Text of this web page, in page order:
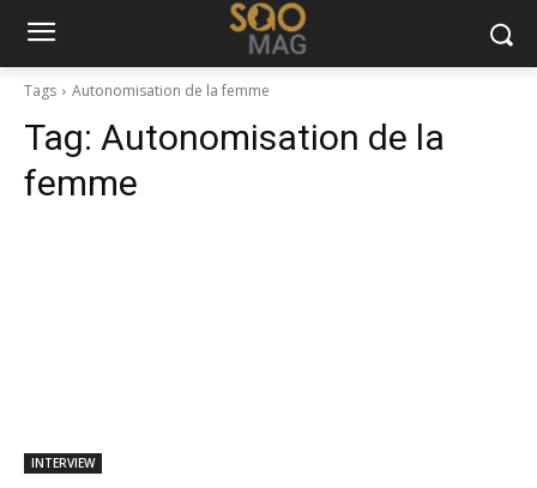
Tags Autonomisation de la femme
Tag: Autonomisation de la
femme
INTERVIEW